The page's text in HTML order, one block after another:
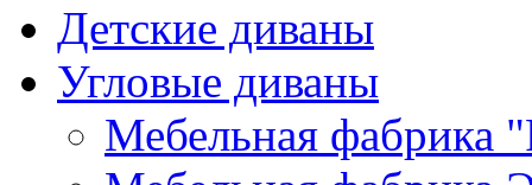
Детские диваны
Угловые диваны
Мебельная фабрика